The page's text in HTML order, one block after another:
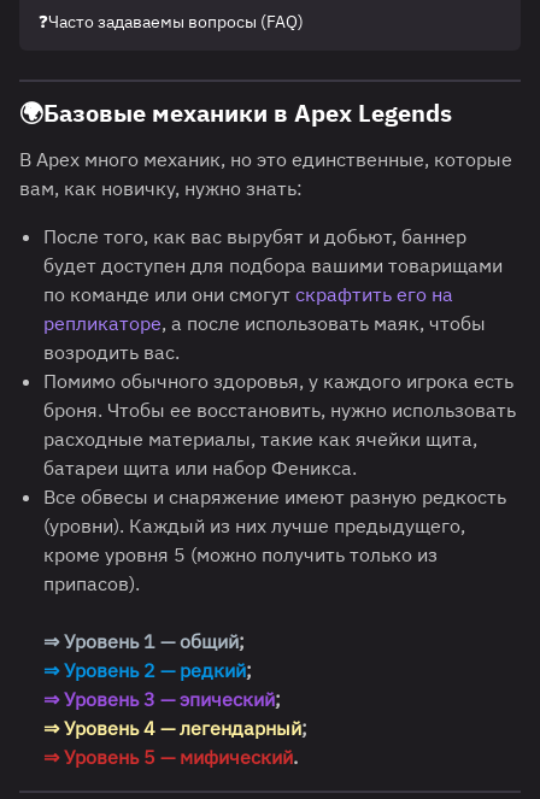
❓Часто задаваемы вопросы (FAQ)
🌍Базовые механики в Apex Legends
В Apex много механик, но это единственные, которые
вам, как новичку, нужно знать:
После того, как вас вырубят и добьют, баннер
будет доступен для подбора вашими товарищами
по команде или они смогут скрафтить его на
репликаторе, а после использовать маяк, чтобы
возродить вас.
Помимо обычного здоровья, у каждого игрока есть
броня. Чтобы ее восстановить, нужно использовать
расходные материалы, такие как ячейки щита,
батареи щита или набор Феникса.
Все обвесы и снаряжение имеют разную редкость
(уровни). Каждый из них лучше предыдущего,
кроме уровня 5 (можно получить только из
припасов).
⇒ Уровень 1 — общий;
⇒ Уровень 2 — редкий;
⇒ Уровень 3 — эпический;
⇒ Уровень 4 — легендарный;
⇒ Уровень 5 — мифический.